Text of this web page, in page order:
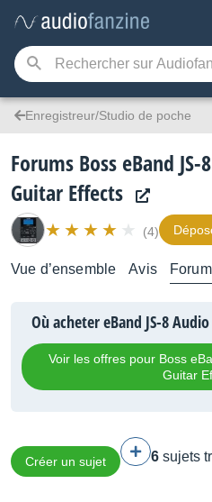
Enregistreur/Studio de poche
Forums Boss eBand
Guitar Effects
(4)
Vue d’ensemble Avis
Où acheter eBand JS-8
Voir les offres pour Boss
Guitar
Créer un sujet 6 sujets